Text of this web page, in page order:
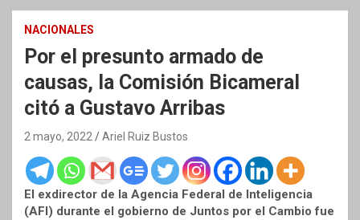
NACIONALES
Por el presunto armado de
causas, la Comisión Bicameral
citó a Gustavo Arribas
2 mayo, 2022 Ariel Ruiz Bustos
El exdirector de la Agencia Federal de Inteligencia
(AFI) durante el gobierno de Juntos por el Cambio fue